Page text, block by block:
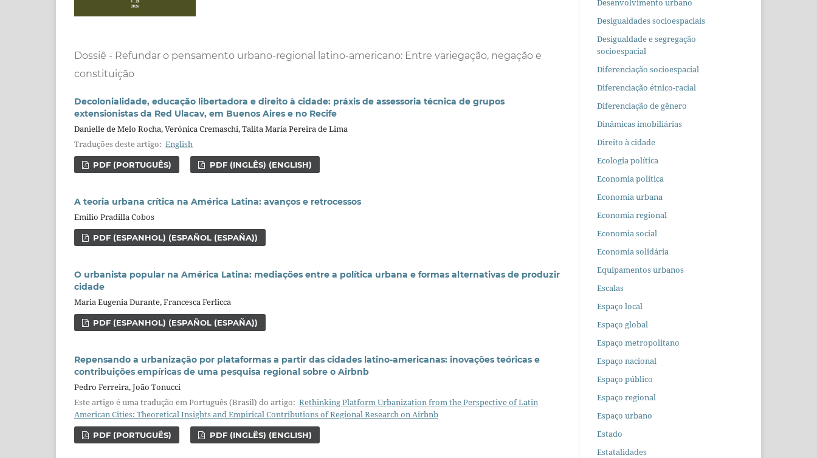
Dossiê - Refundar o pensamento urbano-regional latino-americano: Entre variegação, negação e
constituição
Decolonialidade, educação libertadora e direito à cidade: práxis de assessoria técnica de grupos
extensionistas da Red Ulacav, em Buenos Aires e no Recife
Danielle de Melo Rocha, Verónica Cremaschi, Talita Maria Pereira de Lima
Traduções deste artigo: English
PDF (PORTUGUÊS) PDF (INGLÊS) (ENGLISH)
A teoria urbana crítica na América Latina: avanços e retrocessos
Emilio Pradilla Cobos
PDF (ESPANHOL) (ESPAÑOL (ESPAÑA))
O urbanista popular na América Latina: mediações entre a política urbana e formas alternativas de produzir
cidade
Maria Eugenia Durante, Francesca Ferlicca
PDF (ESPANHOL) (ESPAÑOL (ESPAÑA))
Repensando a urbanização por plataformas a partir das cidades latino-americanas: inovações teóricas e
contribuições empíricas de uma pesquisa regional sobre o Airbnb
Pedro Ferreira, João Tonucci
Este artigo é uma tradução em Português (Brasil) do artigo: Rethinking Platform Urbanization from the Perspective of Latin
American Cities: Theoretical Insights and Empirical Contributions of Regional Research on Airbnb
PDF (PORTUGUÊS) PDF (INGLÊS) (ENGLISH)
Desenvolvimento urbano
Desigualdades socioespaciais
Desigualdade e segregação
socioespacial
Diferenciação socioespacial
Diferenciação étnico-racial
Diferenciação de gênero
Dinâmicas imobiliárias
Direito à cidade
Ecologia política
Economia política
Economia urbana
Economia regional
Economia social
Economia solidária
Equipamentos urbanos
Escalas
Espaço local
Espaço global
Espaço metropolitano
Espaço nacional
Espaço público
Espaço regional
Espaço urbano
Estado
Estatalidades